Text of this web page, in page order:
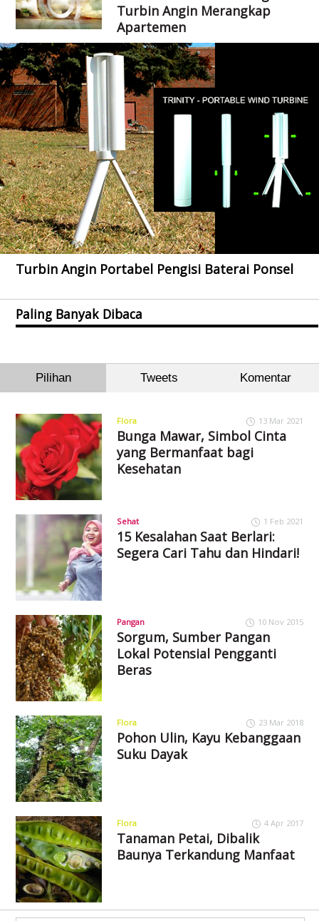
Turbin Angin Merangkap
Apartemen
Turbin Angin Portabel Pengisi Baterai Ponsel
Paling Banyak Dibaca
Pilihan Tweets Komentar
Flora 13 Mar 2021
Bunga Mawar, Simbol Cinta
yang Bermanfaat bagi
Kesehatan
Sehat 1 Feb 2021
15 Kesalahan Saat Berlari:
Segera Cari Tahu dan Hindari!
Pangan 10 Nov 2015
Sorgum, Sumber Pangan
Lokal Potensial Pengganti
Beras
Flora 23 Mar 2018
Pohon Ulin, Kayu Kebanggaan
Suku Dayak
Flora 4 Apr 2017
Tanaman Petai, Dibalik
Baunya Terkandung Manfaat